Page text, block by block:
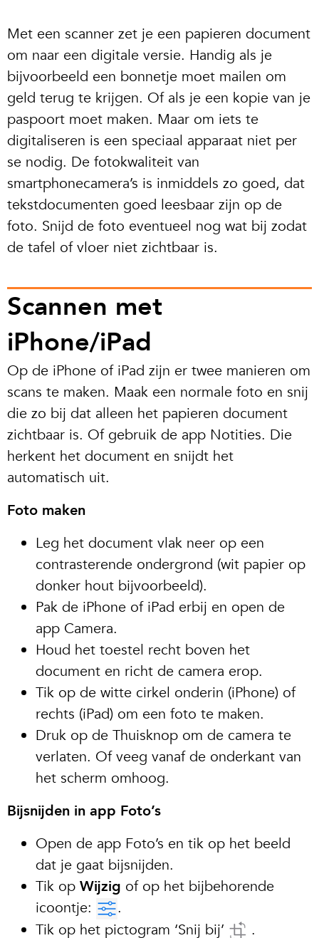
Met een scanner zet je een papieren document
om naar een digitale versie. Handig als je
bijvoorbeeld een bonnetje moet mailen om
geld terug te krijgen. Of als je een kopie van je
paspoort moet maken. Maar om iets te
digitaliseren is een speciaal apparaat niet per
se nodig. De fotokwaliteit van
smartphonecamera’s is inmiddels zo goed, dat
tekstdocumenten goed leesbaar zijn op de
foto. Snijd de foto eventueel nog wat bij zodat
de tafel of vloer niet zichtbaar is.
Scannen met
iPhone/iPad
Op de iPhone of iPad zijn er twee manieren om
scans te maken. Maak een normale foto en snij
die zo bij dat alleen het papieren document
zichtbaar is. Of gebruik de app Notities. Die
herkent het document en snijdt het
automatisch uit.
Foto maken
Leg het document vlak neer op een
contrasterende ondergrond (wit papier op
donker hout bijvoorbeeld).
Pak de iPhone of iPad erbij en open de
app Camera.
Houd het toestel recht boven het
document en richt de camera erop.
Tik op de witte cirkel onderin (iPhone) of
rechts (iPad) om een foto te maken.
Druk op de Thuisknop om de camera te
verlaten. Of veeg vanaf de onderkant van
het scherm omhoog.
Bijsnijden in app Foto’s
Open de app Foto’s en tik op het beeld
dat je gaat bijsnijden.
Tik op Wijzig of op het bijbehorende
icoontje:
.
Tik op het pictogram ‘Snij bij’
.